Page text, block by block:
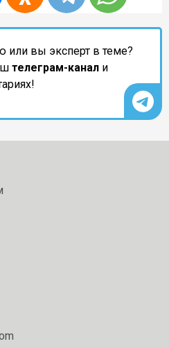
или вы эксперт в теме?
телеграм-канал и